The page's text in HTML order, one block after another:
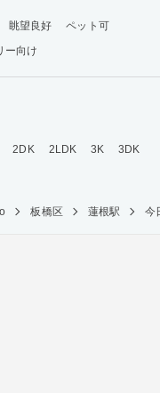
眺望良好
ペット可
ー向け
2DK 2LDK 3K
3DK
板橋区 蓮根駅 今